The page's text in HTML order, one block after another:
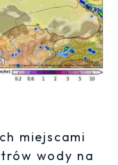
miejscami
wody na